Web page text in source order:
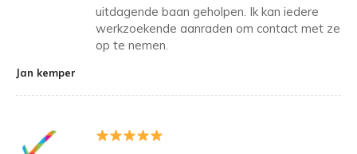
uitdagende baan geholpen. Ik kan iedere
werkzoekende aanraden om contact met ze
op te nemen.
Jan kemper